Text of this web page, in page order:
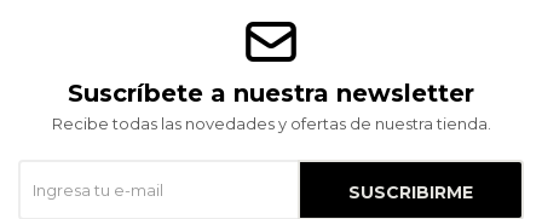
Suscríbete a nuestra newsletter
Recibe todas las novedades y ofertas de nuestra tienda.
SUSCRIBIRME